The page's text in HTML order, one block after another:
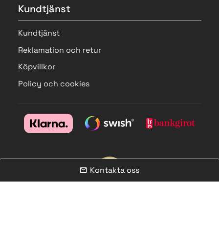
Kundtjänst
Kundtjänst
Reklamation och retur
Köpvillkor
Policy och cookies
mail Kontakta oss